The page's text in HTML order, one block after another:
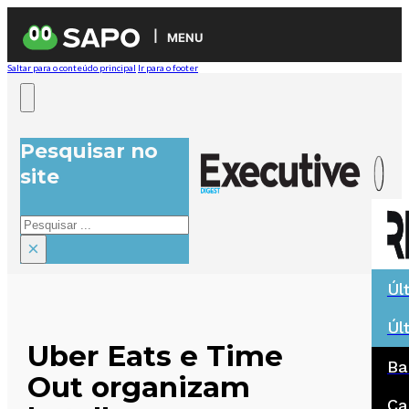
MENU
Saltar para o conteúdo principal Ir para o footer
Pesquisar no
site
Pesquisar
×
Uber Eats e Time
Out organizam